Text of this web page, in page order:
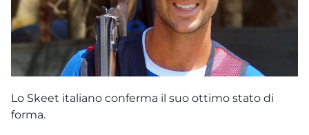
Lo Skeet italiano conferma il suo ottimo stato di
forma.